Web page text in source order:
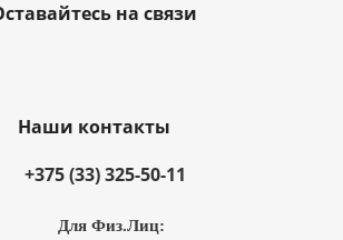
на связи
Наши контакты
+375 (33) 325-50-11
Для Физ.Лиц: